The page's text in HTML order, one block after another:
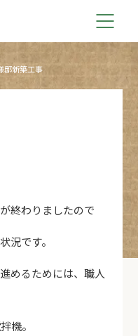
邸新築工事
終わりましたので
況です。
めるためには、職人
機。